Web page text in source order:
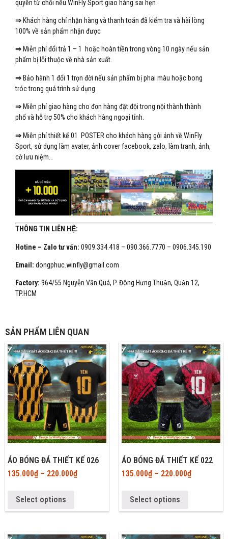
quyền từ chối nếu WinFly Sport giao hàng sai hẹn
⇒ Khách hàng chỉ nhận hàng và thanh toán đã kiểm tra và hài lòng
100% về sản phẩm nhận được
⇒ Miễn phí đổi trả 1 – 1 hoặc hoàn tiền trong vòng 10 ngày nếu sản
phẩm bị lỗi thuộc về nhà sản xuất.
⇒ Bảo hành 1 đổi 1 trọn đời nếu sản phẩm bị phai màu hoặc bong
tróc trong quá trình sử dụng
⇒ Miễn phí giao hàng cho đơn hàng đặt đội trong nội thành thành
phố và hỗ trợ 50% cho khách hàng ngoại tỉnh.
⇒ Miễn phí thiết kế 01 POSTER cho khách hàng gởi ảnh về WinFly
Sport, sử dụng làm avater, ảnh cover facebook, zalo, làm tranh, ảnh,
cờ lưu niệm…
THÔNG TIN LIÊN HỆ:
Hotine – Zalo tư vấn: 0909.334.418 – 090.366.7770 – 0906.345.190
Email: dongphuc.winfly@gmail.com
Factory: 964/55 Nguyễn Văn Quá, P. Đông Hưng Thuận, Quận 12,
TP.HCM
SẢN PHẨM LIÊN QUAN
ÁO BÓNG ĐÁ THIẾT KẾ 026
135.000₫– 220.000₫
Select options
ÁO BÓNG ĐÁ THIẾT KẾ 022
135.000₫– 220.000₫
Select options